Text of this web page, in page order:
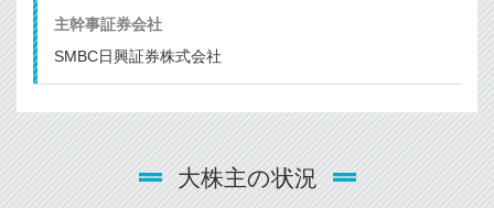
主幹事証券会社
SMBC日興証券株式会社
大株主の状況